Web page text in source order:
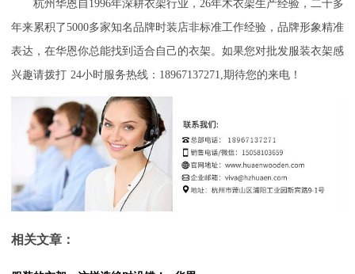
杭州华恩自 1996年深耕衣架行业，26年木衣架生产经验，二十多
年来累积了5000多家知名品牌时装店非标准工作经验，品牌形象精准
表达，在华恩你总能找到适合自己的衣架。如果您对批发服装衣架感
兴趣请拨打 24小时服务热线：18967137271,期待您的来电！
相关文章：